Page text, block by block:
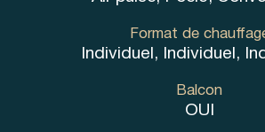
Format de
Individuel, Individuel,
Balcon
OUI